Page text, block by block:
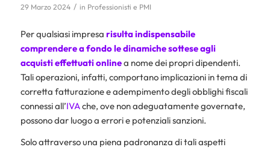
29 Marzo 2024 / in Professionisti e PMI
Per qualsiasi impresa risulta indispensabile
comprendere a fondo le dinamiche sottese agli
acquisti effettuati onlinea nome dei propri dipendenti.
Tali operazioni, infatti, comportano implicazioni in tema di
corretta fatturazione e adempimento degli obblighi fiscali
connessi all’IVAche, ove non adeguatamente governate,
possono dar luogo a errori e potenziali sanzioni.
Solo attraverso una piena padronanza di tali aspetti